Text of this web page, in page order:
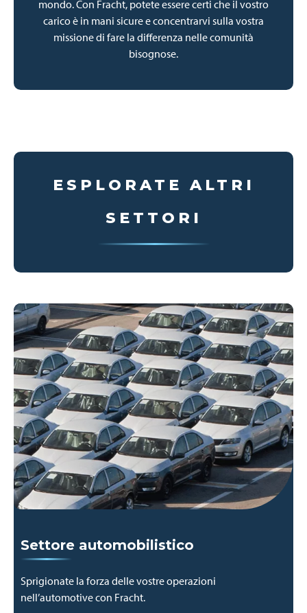
mondo. Con Fracht, potete essere certi che il vostro
carico è in mani sicure e concentrarvi sulla vostra
missione di fare la differenza nelle comunità
bisognose.
ESPLORATE ALTRI
SETTORI
Settore automobilistico
Sprigionate la forza delle vostre operazioni
nell’automotive con Fracht.